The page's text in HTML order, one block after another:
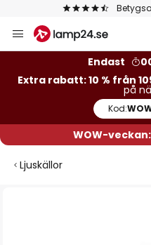
Hoppa
till
Endast
Extra rabatt: 10 % från
på
Kod:
WOW-veckan:
Ljuskällor